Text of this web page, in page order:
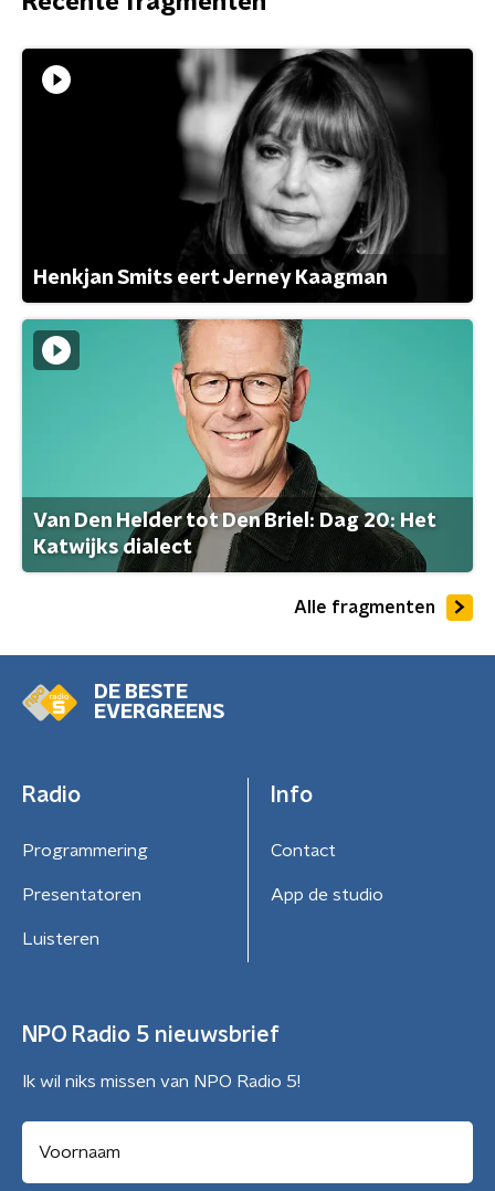
Henkjan Smits eert Jerney Kaagman
Van Den Helder tot Den Briel: Dag 20: Het
Katwijks dialect
Alle fragmenten
DE BESTE
EVERGREENS
Radio
Programmering
Presentatoren
Luisteren
Info
Contact
App de studio
NPO Radio 5 nieuwsbrief
Ik wil niks missen van NPO Radio 5!